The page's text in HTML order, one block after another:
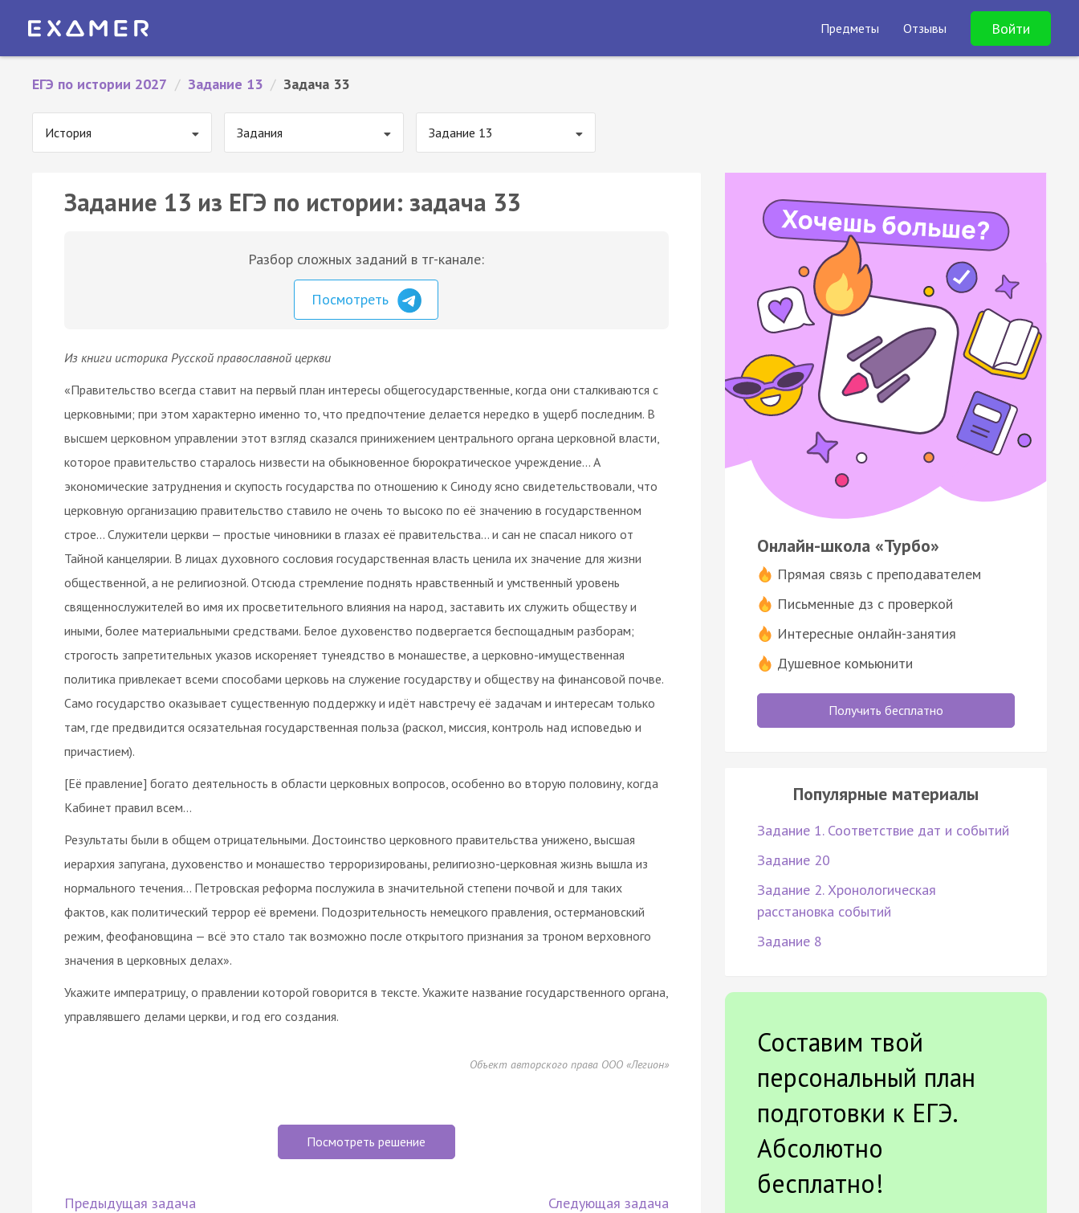
Предметы Отзывы Войти
ЕГЭ по истории 2027 / Задание 13 / Задача 33
История Задания Задание 13
Задание 13 из ЕГЭ по истории: задача 33
Разбор сложных заданий в тг-канале:
Посмотреть
Из книги историка Русской православной церкви
«Правительство всегда ставит на первый план интересы общегосударственные, когда они сталкиваются с
церковными; при этом характерно именно то, что предпочтение делается нередко в ущерб последним. В
высшем церковном управлении этот взгляд сказался принижением центрального органа церковной власти,
которое правительство старалось низвести на обыкновенное бюрократическое учреждение… А
экономические затруднения и скупость государства по отношению к Синоду ясно свидетельствовали, что
церковную организацию правительство ставило не очень то высоко по её значению в государственном
строе… Служители церкви — простые чиновники в глазах её правительства… и сан не спасал никого от
Тайной канцелярии. В лицах духовного сословия государственная власть ценила их значение для жизни
общественной, а не религиозной. Отсюда стремление поднять нравственный и умственный уровень
священнослужителей во имя их просветительного влияния на народ, заставить их служить обществу и
иными, более материальными средствами. Белое духовенство подвергается беспощадным разборам;
строгость запретительных указов искореняет тунеядство в монашестве, а церковно-имущественная
политика привлекает всеми способами церковь на служение государству и обществу на финансовой почве.
Само государство оказывает существенную поддержку и идёт навстречу её задачам и интересам только
там, где предвидится осязательная государственная польза (раскол, миссия, контроль над исповедью и
причастием).
[Её правление] богато деятельность в области церковных вопросов, особенно во вторую половину, когда
Кабинет правил всем…
Результаты были в общем отрицательными. Достоинство церковного правительства унижено, высшая
иерархия запугана, духовенство и монашество терроризированы, религиозно-церковная жизнь вышла из
нормального течения… Петровская реформа послужила в значительной степени почвой и для таких
фактов, как политический террор её времени. Подозрительность немецкого правления, остермановский
режим, феофановщина — всё это стало так возможно после открытого признания за троном верховного
значения в церковных делах».
Укажите императрицу, о правлении которой говорится в тексте. Укажите название государственного органа,
управлявшего делами церкви, и год его создания.
Объект авторского права ООО «Легион»
Посмотреть решение
Предыдущая задача Следующая задача
Онлайн-школа «Турбо»
Прямая связь с преподавателем
Письменные дз с проверкой
Интересные онлайн-занятия
Душевное комьюнити
Получить бесплатно
Популярные материалы
Задание 1. Соответствие дат и событий
Задание 20
Задание 2. Хронологическая
расстановка событий
Задание 8
Составим твой
персональный план
подготовки к ЕГЭ.
Абсолютно
бесплатно!